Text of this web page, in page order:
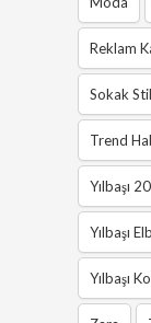
Reklam
Sokak
Trend
Yılbaşı
Yılbaşı
Yılbaşı